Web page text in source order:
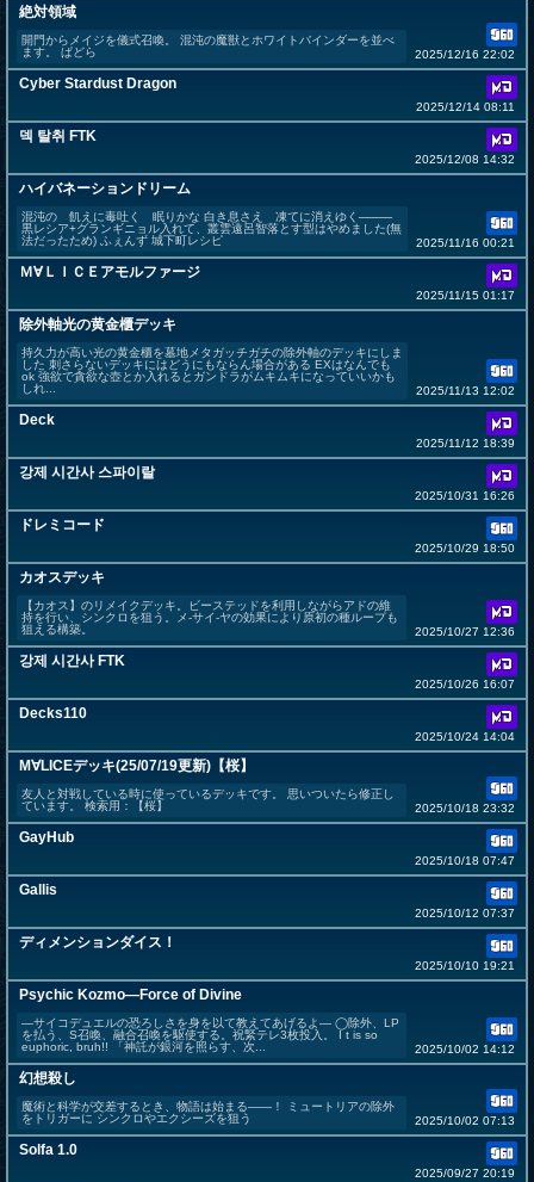
絶対領域
開門からメイジを儀式召喚。 混沌の魔獣とホワイトバインダーを並べ
ます。 ぱどら
2025/12/16 22:02
Cyber Stardust Dragon
2025/12/14 08:11
덱 탈취 FTK
2025/12/08 14:32
ハイバネーションドリーム
混沌の 飢えに毒吐く 眠りかな 白き息さえ 凍てに消えゆく────
黒レシア+グランギニョル入れて、叢雲遠呂智落とす型はやめました(無
法だったため) ふぇんず 城下町レシピ
2025/11/16 00:21
Ｍ∀ＬＩＣＥアモルファージ
2025/11/15 01:17
除外軸光の黄金櫃デッキ
持久力が高い光の黄金櫃を墓地メタガッチガチの除外軸のデッキにしま
した 刺さらないデッキにはどうにもならん場合がある EXはなんでも
ok 強欲で貪欲な壺とか入れるとガンドラがムキムキになっていいかも
しれ...
2025/11/13 12:02
Deck
2025/11/12 18:39
강제 시간사 스파이랄
2025/10/31 16:26
ドレミコード
2025/10/29 18:50
カオスデッキ
【カオス】のリメイクデッキ。ビーステッドを利用しながらアドの維
持を行い、シンクロを狙う。メ‐サイ‐ヤの効果により原初の種ループも
狙える構築。
2025/10/27 12:36
강제 시간사 FTK
2025/10/26 16:07
Decks110
2025/10/24 14:04
M∀LICEデッキ(25/07/19更新)【桜】
友人と対戦している時に使っているデッキです。 思いついたら修正し
ています。 検索用：【桜】
2025/10/18 23:32
GayHub
2025/10/18 07:47
Gallis
2025/10/12 07:37
ディメンションダイス！
2025/10/10 19:21
Psychic Kozmo―Force of Divine
―サイコデュエルの恐ろしさを身を以て教えてあげるよ― ◯除外、LP
を払う、S召喚、融合召喚を駆使する。祝緊テレ3枚投入。 I t is so
euphoric, bruh!! 「神託が銀河を照らす、次...
2025/10/02 14:12
幻想殺し
魔術と科学が交差するとき、物語は始まる――！ ミュートリアの除外
をトリガーに シンクロやエクシーズを狙う
2025/10/02 07:13
Solfa 1.0
2025/09/27 20:19